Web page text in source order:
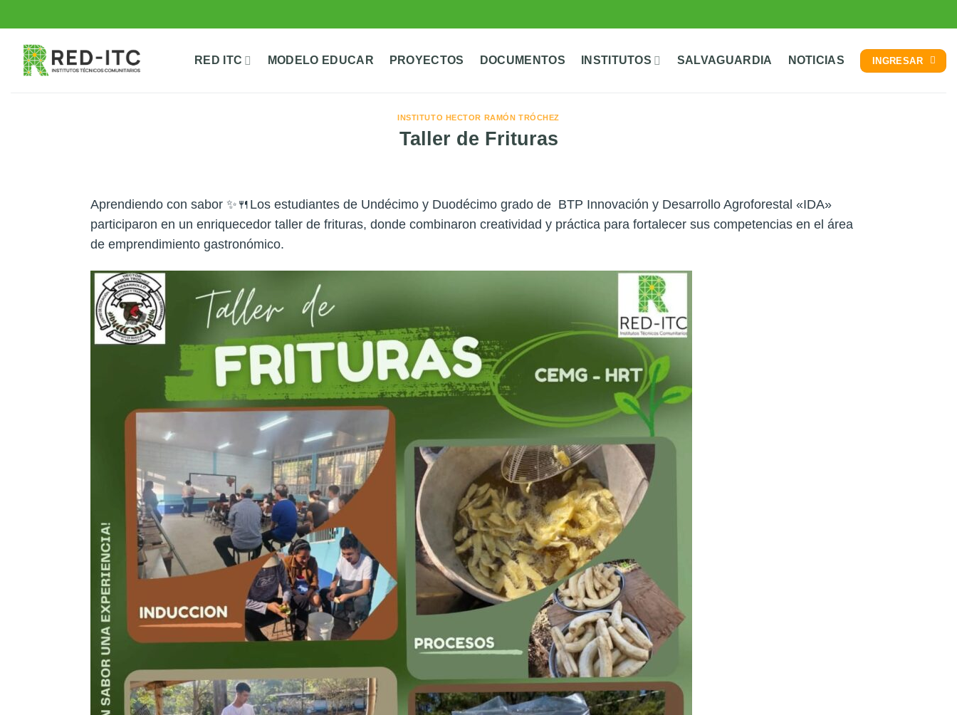
al
contenido
RED ITC
MODELO EDUCAR PROYECTOS DOCUMENTOS INSTITUTOS SALVAGUARDIA NOTICIAS INGRESAR
INSTITUTO HECTOR RAMÓN TRÓCHEZ
Taller de Frituras
Aprendiendo con sabor ✨🍴Los estudiantes de Undécimo y Duodécimo grado de BTP Innovación y Desarrollo Agroforestal «IDA»
participaron en un enriquecedor taller de frituras, donde combinaron creatividad y práctica para fortalecer sus competencias en el área
de emprendimiento gastronómico.